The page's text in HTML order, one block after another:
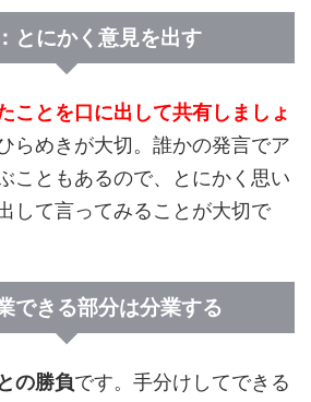
とにかく意見を出す
ことを口に出して共有しましょ
らめきが大切。誰かの発言でア
こともあるので、とにかく思い
して言ってみることが大切で
できる部分は分業する
の勝負です。手分けしてできる